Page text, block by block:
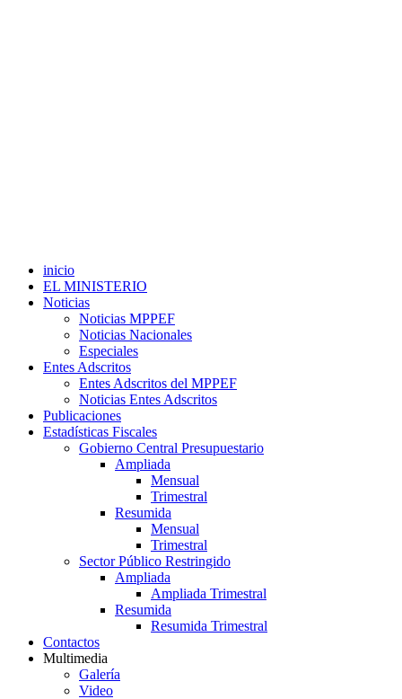
inicio
EL MINISTERIO
Noticias
Noticias MPPEF
Noticias Nacionales
Especiales
Entes Adscritos
Entes Adscritos del MPPEF
Noticias Entes Adscritos
Publicaciones
Estadísticas Fiscales
Gobierno Central Presupuestario
Ampliada
Mensual
Trimestral
Resumida
Mensual
Trimestral
Sector Público Restringido
Ampliada
Ampliada Trimestral
Resumida
Resumida Trimestral
Contactos
Multimedia
Galería
Video